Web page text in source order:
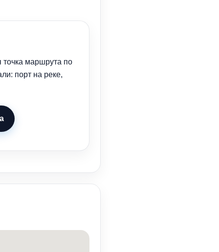
маршрута по
порт на реке,